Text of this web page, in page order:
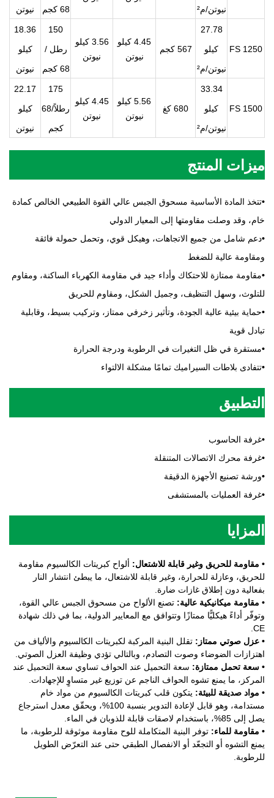
نيوتن/م²
68 كجم
نيوتن
FS 1250
27.78
كيلو
نيوتن/م²
567 كجم
4.45 كيلو
نيوتن
3.56 كيلو
نيوتن
150
رطل /
68 كجم
18.36
كيلو
نيوتن
FS 1500
33.34
كيلو
نيوتن/م²
680 كغ
5.56 كيلو
نيوتن
4.45 كيلو
نيوتن
175
رطلاً/68
كجم
22.17
كيلو
نيوتن
ميزات المنتج
•تتخذ المادة الأساسية مسحوق الجبس عالي القوة الطبيعي الخالص كمادة
خام، وقد وصلت مقاومتها إلى المعيار الدولي
•دعم شامل من جميع الاتجاهات، وهيكل قوي، وتحمل حمولة فائقة
ومقاومة عالية للضغط
•مقاومة ممتازة للاحتكاك وأداء جيد في مقاومة الكهرباء الساكنة، ومقاوم
للتلوث، وسهل التنظيف، وجميل الشكل، ومقاوم للحريق
•حماية بيئية عالية الجودة، وتأثير زخرفي ممتاز، وتركيب بسيط، وقابلية
تبادل قوية
•مستقرة في ظل التغيرات في الرطوبة ودرجة الحرارة
•تتفادى بلاطات السيراميك تمامًا مشكلة الالتواء
التطبيق
•غرفة الحاسوب
•غرفة محرك الاتصالات المتنقلة
•ورشة تصنيع الأجهزة الدقيقة
•غرفة العمليات بالمستشفى
المزايا
• مقاومة للحريق وغير قابلة للاشتعال: ألواح كبريتات الكالسيوم مقاومة
للحريق، وعازلة للحرارة، وغير قابلة للاشتعال، ما يبطئ انتشار النار
بفعالية دون إطلاق غازات ضارة.
• مقاومة ميكانيكية عالية: تصنع الألواح من مسحوق الجبس عالي القوة،
وتوفّر أداءً هيكليًّا ممتازًا وتتوافق مع المعايير الدولية، بما في ذلك شهادة
CE.
• عزل صوتي ممتاز: تقلل البنية المركبة لكبريتات الكالسيوم والألياف من
اهتزازات الضوضاء وصوت التصادم، وبالتالي تؤدي وظيفة العزل الصوتي.
• سعة تحمل ممتازة: سعة التحميل عند الحواف تساوي سعة التحميل عند
المركز، ما يمنع تشوه الحواف الناجم عن توزيع غير متساوٍ للإجهادات.
• مواد صديقة للبيئة: يتكون قلب كبريتات الكالسيوم من مواد خام
مستدامة، وهو قابل لإعادة التدوير بنسبة 100%، ويحقّق معدل استرجاع
يصل إلى 85%، باستخدام لاصقات قابلة للذوبان في الماء.
• مقاومة للماء: توفر البنية المتكاملة للوح مقاومة موثوقة للرطوبة، ما
يمنع التشوه أو التجعّد أو الانفصال الطبقي حتى عند التعرّض الطويل
للرطوبة.